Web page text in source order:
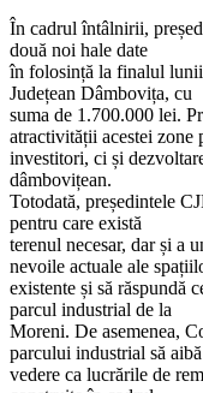
În cadrul întâlnirii,
două noi hale date
în folosință la finalul
Județean Dâmbovița, cu
suma de 1.700.000 lei.
atractivității acestei zone
investitori, ci și
dâmbovițean.
Totodată, președintele
pentru care există
terenul necesar, dar și a
nevoile actuale ale
existente și să răspundă
parcul industrial de la
Moreni. De asemenea,
parcului industrial să
vedere ca lucrările de